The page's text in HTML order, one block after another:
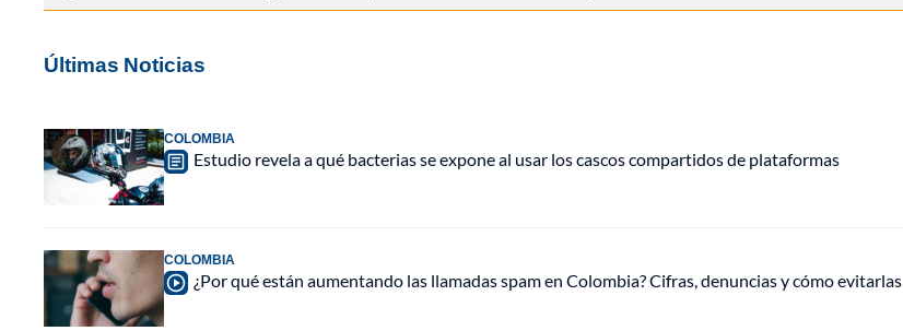
Últimas Noticias
COLOMBIA
Estudio revela a qué bacterias se expone al usar los cascos compartidos de plataformas
COLOMBIA
¿Por qué están aumentando las llamadas spam en Colombia? Cifras, denuncias y cómo evitarlas